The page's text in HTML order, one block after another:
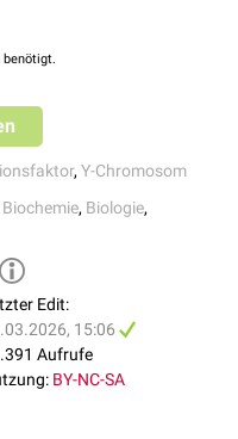
benötigt.
, Y-Chromosom
Biochemie, Biologie,
Edit:
15:06
Aufrufe
BY-NC-SA